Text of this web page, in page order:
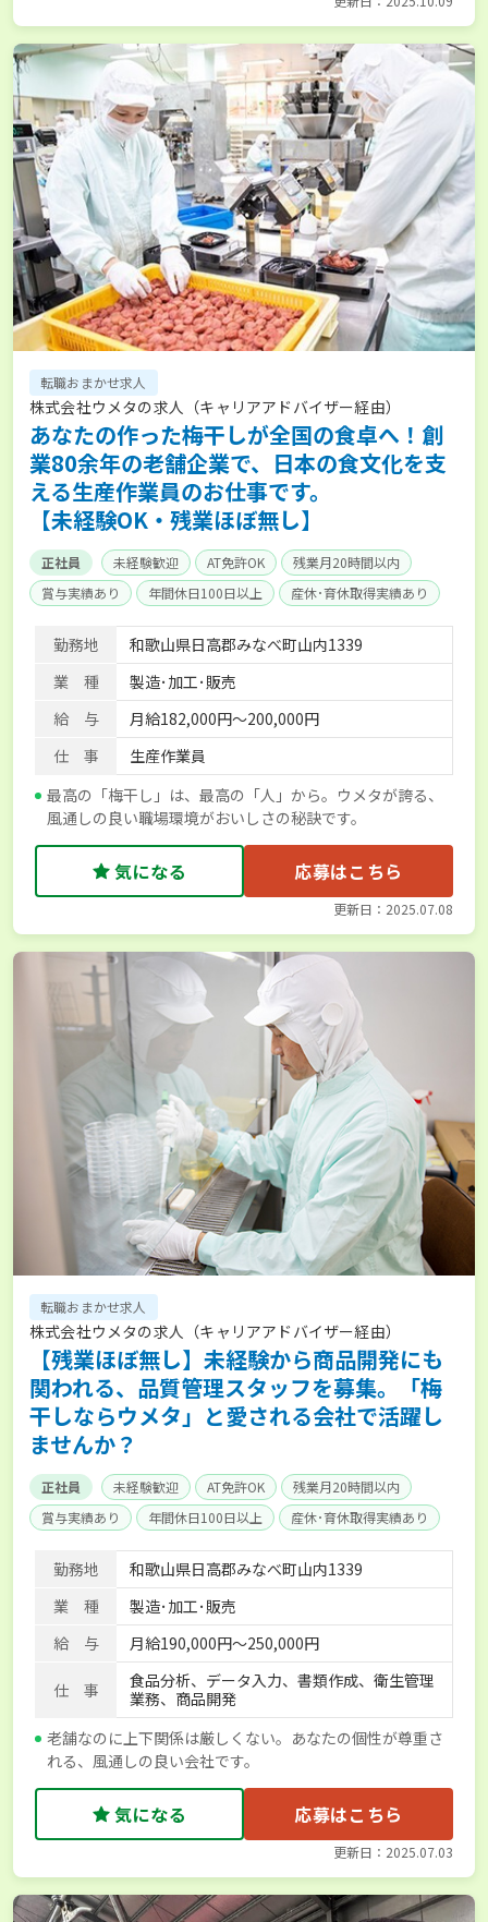
転職おまかせ求人
株式会社ウメタの求人（キャリアアドバイザー経由）
あなたの作った梅干しが全国の食卓へ！創
業80余年の老舗企業で、日本の食文化を支
える生産作業員のお仕事です。
【未経験OK・残業ほぼ無し】
正社員 未経験歓迎 AT免許OK
残業月20時間以内
賞与実績あり
年間休日100日以上
産休･育休取得実績あり
社会保険完備
勤務地
和歌山県日高郡みなべ町山内1339
業 種
製造･加工･販売
給 与
月給182,000円～200,000円
仕 事
生産作業員
最高の「梅干し」は、最高の「人」から。ウメタが誇る、
風通しの良い職場環境がおいしさの秘訣です。
気になる 応募はこちら
更新日：2025.07.08
転職おまかせ求人
株式会社ウメタの求人（キャリアアドバイザー経由）
【残業ほぼ無し】未経験から商品開発にも
関われる、品質管理スタッフを募集。「梅
干しならウメタ」と愛される会社で活躍し
ませんか？
正社員 未経験歓迎 AT免許OK
残業月20時間以内
賞与実績あり
年間休日100日以上
産休･育休取得実績あり
社会保険完備
勤務地
和歌山県日高郡みなべ町山内1339
業 種
製造･加工･販売
給 与
月給190,000円～250,000円
仕 事
食品分析、データ入力、書類作成、衛生管理
業務、商品開発
老舗なのに上下関係は厳しくない。あなたの個性が尊重さ
れる、風通しの良い会社です。
気になる 応募はこちら
更新日：2025.07.03